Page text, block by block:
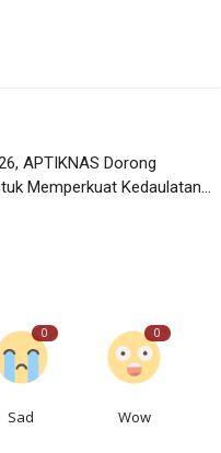
APTIKNAS Dorong
Memperkuat Kedaulatan...
0
Sad
0
Wow